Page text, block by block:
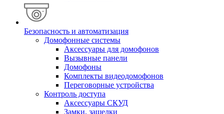
Безопасность и автоматизация
Домофонные системы
Аксессуары для домофонов
Вызывные панели
Домофоны
Комплекты видеодомофонов
Переговорные устройства
Контроль доступа
Аксессуары СКУД
Замки, защелки